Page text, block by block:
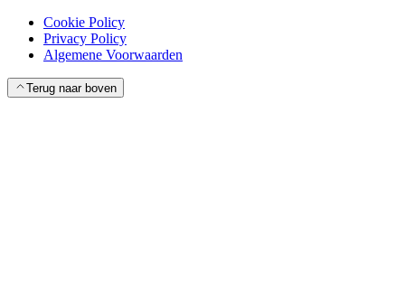
Cookie Policy
Privacy Policy
Algemene Voorwaarden
Terug naar boven